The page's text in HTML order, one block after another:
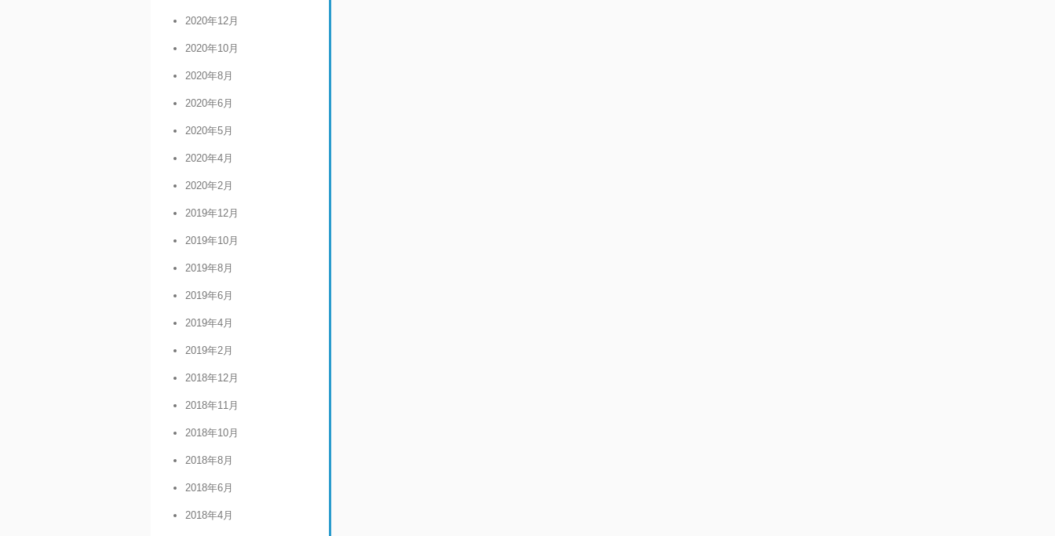
2020年12月
2020年10月
2020年8月
2020年6月
2020年5月
2020年4月
2020年2月
2019年12月
2019年10月
2019年8月
2019年6月
2019年4月
2019年2月
2018年12月
2018年11月
2018年10月
2018年8月
2018年6月
2018年4月